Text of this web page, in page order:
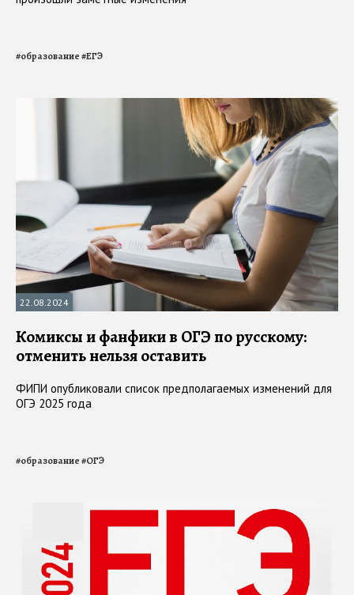
#образование#ЕГЭ
22.08.2024
Комиксы и фанфики в ОГЭ по русскому:
отменить нельзя оставить
ФИПИ опубликовали список предполагаемых изменений для
ОГЭ 2025 года
#образование#ОГЭ